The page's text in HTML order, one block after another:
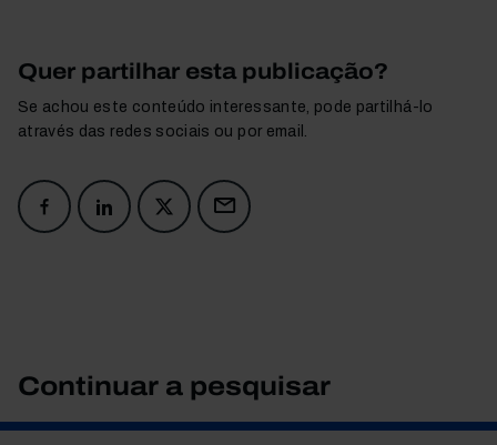
Quer partilhar esta publicação?
Se achou este conteúdo interessante, pode partilhá-lo
através das redes sociais ou por email.
Continuar a pesquisar